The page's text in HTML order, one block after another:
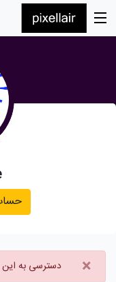
× دسترسی به